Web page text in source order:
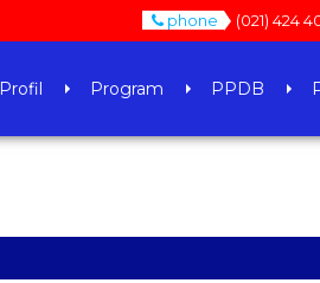
phone (021) 424
Profil Program PPDB